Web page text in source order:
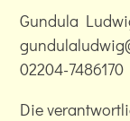
Gundula
02204-7486170
Die